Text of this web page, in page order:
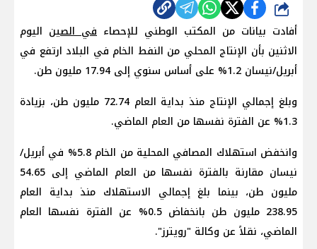
شارك
أفادت بيانات من المكتب الوطني للإحصاء في الصين اليوم
الاثنين بأن الإنتاج المحلي من النفط الخام في البلاد ارتفع في
أبريل/نيسان 1.2% على أساس سنوي إلى 17.94 مليون طن.
وبلغ إجمالي الإنتاج منذ بداية العام 72.74 مليون طن، بزيادة
1.3% عن الفترة نفسها من العام الماضي.
وانخفض استهلاك المصافي المحلية من الخام 5.8% في أبريل/
نيسان مقارنة بالفترة نفسها من العام الماضي إلى 54.65
مليون طن، بينما بلغ إجمالي الاستهلاك منذ بداية العام
238.95 مليون طن بانخفاض 0.5% عن الفترة نفسها العام
الماضي، نقلاً عن وكالة "رويترز".